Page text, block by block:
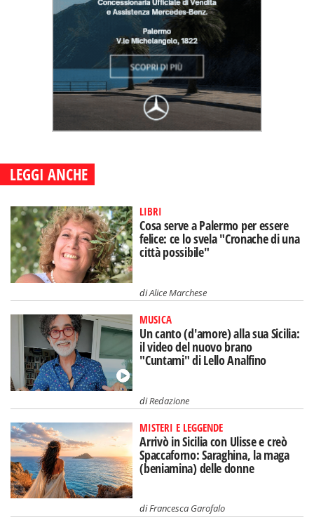
LEGGI ANCHE
LIBRI
Cosa serve a Palermo per essere
felice: ce lo svela "Cronache di una
città possibile"
diAlice Marchese
MUSICA
Un canto (d'amore) alla sua Sicilia:
il video del nuovo brano
"Cuntami" di Lello Analfino
diRedazione
MISTERI E LEGGENDE
Arrivò in Sicilia con Ulisse e creò
Spaccaforno: Saraghina, la maga
(beniamina) delle donne
diFrancesca Garofalo